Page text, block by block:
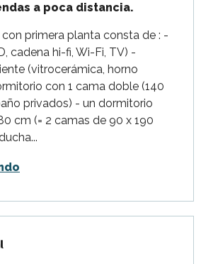
a poca distancia.
con primera planta consta de : -
cadena hi-fi, Wi-Fi, TV) -
(vitrocerámica, horno
con 1 cama doble (140
privados) - un dormitorio
cm (= 2 camas de 90 x 190